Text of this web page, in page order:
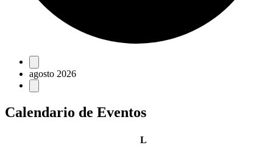
Eventos
agosto 2026
Calendario de Eventos
Llunes